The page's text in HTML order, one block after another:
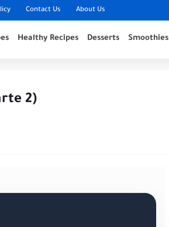
Contact Us About Us
Healthy Recipes Desserts Smoothies
2)